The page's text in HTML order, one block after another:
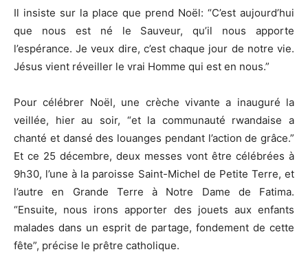
Il insiste sur la place que prend Noël: “C’est aujourd’hui
que nous est né le Sauveur, qu’il nous apporte
l’espérance. Je veux dire, c’est chaque jour de notre vie.
Jésus vient réveiller le vrai Homme qui est en nous.”
Pour célébrer Noël, une crèche vivante a inauguré la
veillée, hier au soir, “et la communauté rwandaise a
chanté et dansé des louanges pendant l’action de grâce.”
Et ce 25 décembre, deux messes vont être célébrées à
9h30, l’une à la paroisse Saint-Michel de Petite Terre, et
l’autre en Grande Terre à Notre Dame de Fatima.
“Ensuite, nous irons apporter des jouets aux enfants
malades dans un esprit de partage, fondement de cette
fête”, précise le prêtre catholique.